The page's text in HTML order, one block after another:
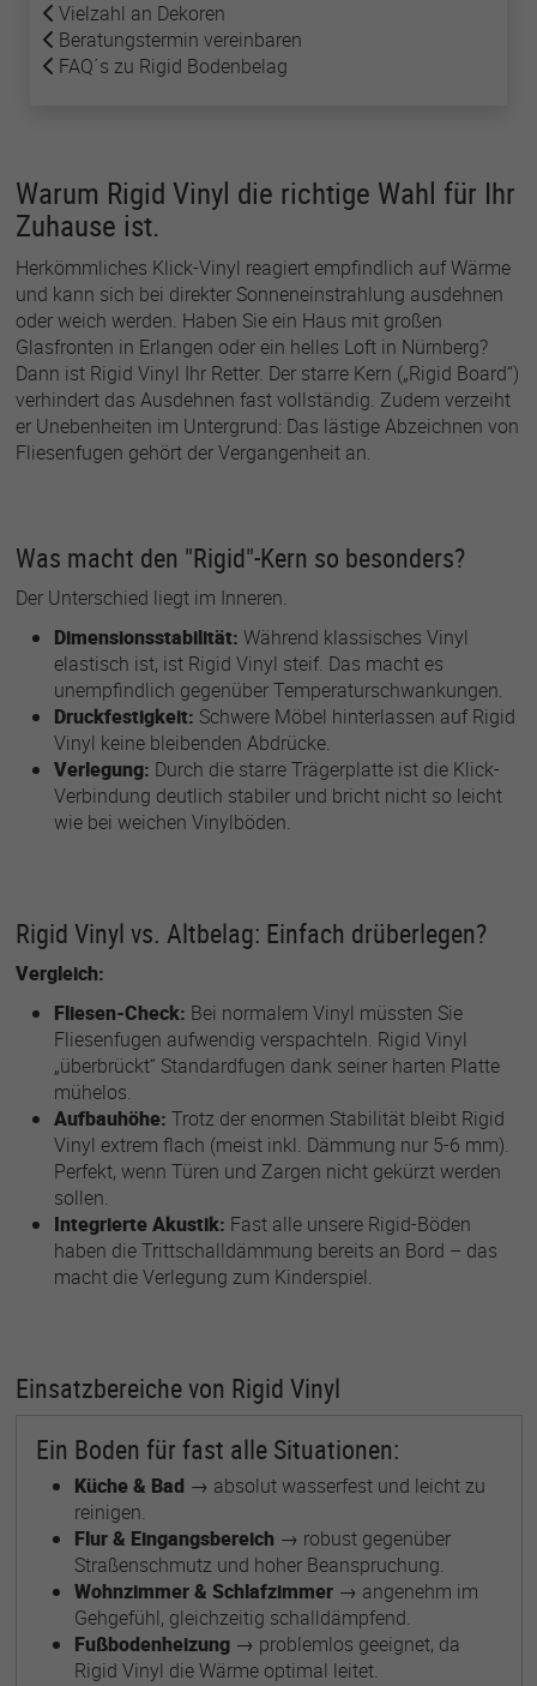
Name lastExternalReferrer
Zweck
Name topicsLastReferenceTime
Anbieter Meta Platforms
Laufzeit 1 Jahr
Vielzahl an Dekoren
Beratungstermin vereinbaren
FAQ´s zu Rigid Bodenbelag
Warum Rigid Vinyl die richtige Wahl für Ihr
Zuhause ist.
Herkömmliches Klick-Vinyl reagiert empfindlich auf Wärme
und kann sich bei direkter Sonneneinstrahlung ausdehnen
oder weich werden. Haben Sie ein Haus mit großen
Glasfronten in Erlangen oder ein helles Loft in Nürnberg?
Dann ist Rigid Vinyl Ihr Retter. Der starre Kern („Rigid Board“)
verhindert das Ausdehnen fast vollständig. Zudem verzeiht
er Unebenheiten im Untergrund: Das lästige Abzeichnen von
Fliesenfugen gehört der Vergangenheit an.
Was macht den "Rigid"-Kern so besonders?
Der Unterschied liegt im Inneren.
Dimensionsstabilität: Während klassisches Vinyl
elastisch ist, ist Rigid Vinyl steif. Das macht es
unempfindlich gegenüber Temperaturschwankungen.
Druckfestigkeit: Schwere Möbel hinterlassen auf Rigid
Vinyl keine bleibenden Abdrücke.
Verlegung: Durch die starre Trägerplatte ist die Klick-
Verbindung deutlich stabiler und bricht nicht so leicht
wie bei weichen Vinylböden.
Rigid Vinyl vs. Altbelag: Einfach drüberlegen?
Vergleich:
Fliesen-Check: Bei normalem Vinyl müssten Sie
Fliesenfugen aufwendig verspachteln. Rigid Vinyl
„überbrückt“ Standardfugen dank seiner harten Platte
mühelos.
Aufbauhöhe: Trotz der enormen Stabilität bleibt Rigid
Vinyl extrem flach (meist inkl. Dämmung nur 5-6 mm).
Perfekt, wenn Türen und Zargen nicht gekürzt werden
sollen.
Integrierte Akustik: Fast alle unsere Rigid-Böden
haben die Trittschalldämmung bereits an Bord – das
macht die Verlegung zum Kinderspiel.
Einsatzbereiche von Rigid Vinyl
Ein Boden für fast alle Situationen:
Küche & Bad → absolut wasserfest und leicht zu
reinigen.
Flur & Eingangsbereich→ robust gegenüber
Straßenschmutz und hoher Beanspruchung.
Wohnzimmer & Schlafzimmer→ angenehm im
Gehgefühl, gleichzeitig schalldämpfend.
Fußbodenheizung→ problemlos geeignet, da
Rigid Vinyl die Wärme optimal leitet.